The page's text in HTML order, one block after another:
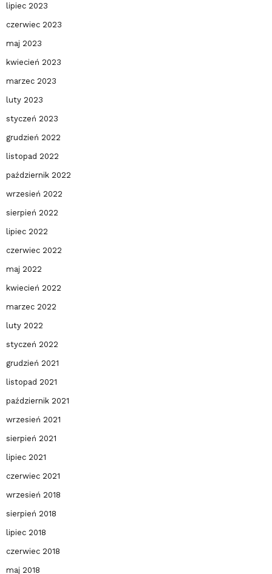
lipiec 2023
czerwiec 2023
maj 2023
kwiecień 2023
marzec 2023
luty 2023
styczeń 2023
grudzień 2022
listopad 2022
październik 2022
wrzesień 2022
sierpień 2022
lipiec 2022
czerwiec 2022
maj 2022
kwiecień 2022
marzec 2022
luty 2022
styczeń 2022
grudzień 2021
listopad 2021
październik 2021
wrzesień 2021
sierpień 2021
lipiec 2021
czerwiec 2021
wrzesień 2018
sierpień 2018
lipiec 2018
czerwiec 2018
maj 2018